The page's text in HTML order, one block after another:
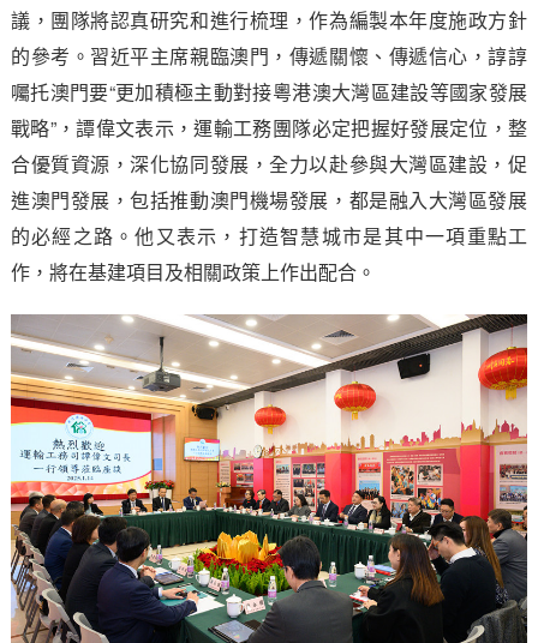
議，團隊將認真研究和進行梳理，作為編製本年度施政方針
的參考。習近平主席親臨澳門，傳遞關懷、傳遞信心，諄諄
囑托澳門要“更加積極主動對接粵港澳大灣區建設等國家發展
戰略”，譚偉文表示，運輸工務團隊必定把握好發展定位，整
合優質資源，深化協同發展，全力以赴參與大灣區建設，促
進澳門發展，包括推動澳門機場發展，都是融入大灣區發展
的必經之路。他又表示，打造智慧城市是其中一項重點工
作，將在基建項目及相關政策上作出配合。